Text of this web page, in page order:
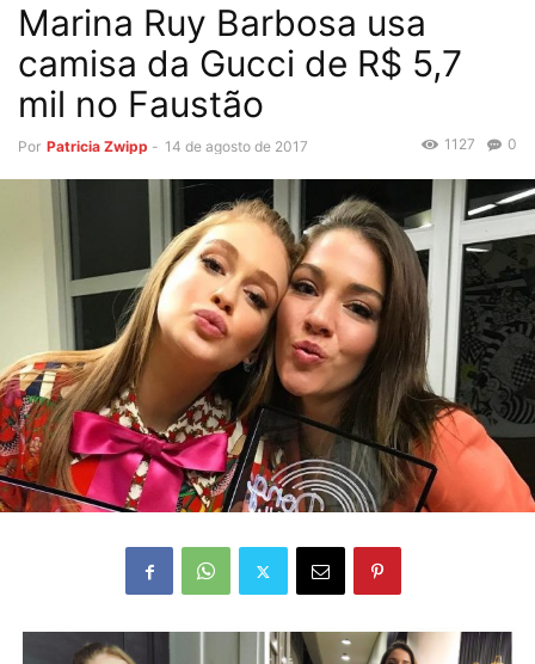
Marina Ruy Barbosa usa
camisa da Gucci de R$ 5,7
mil no Faustão
Por Patricia Zwipp - 14 de agosto de 2017 0
1127